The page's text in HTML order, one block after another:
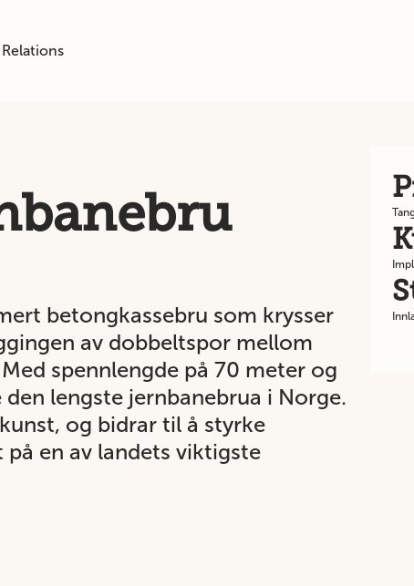
betongkassebru som krysser
av dobbeltspor mellom
spennlengde på 70 meter og
lengste jernbanebrua i Norge.
og bidrar til å styrke
en av landets viktigste